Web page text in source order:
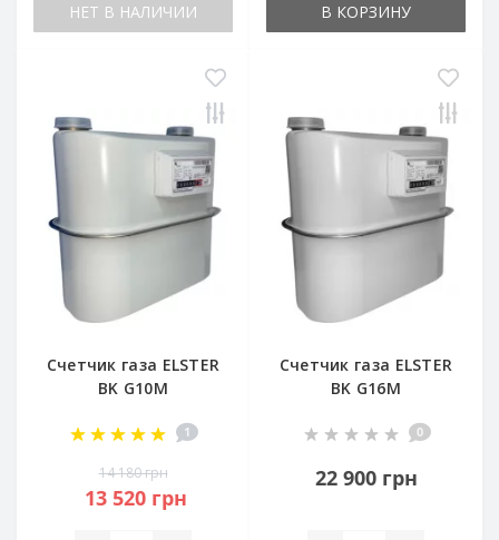
НЕТ В НАЛИЧИИ В КОРЗИНУ
Счетчик газа ELSTER
BK G10M
1
14 180 грн
13 520 грн
Счетчик газа ELSTER
BK G16M
0
22 900 грн